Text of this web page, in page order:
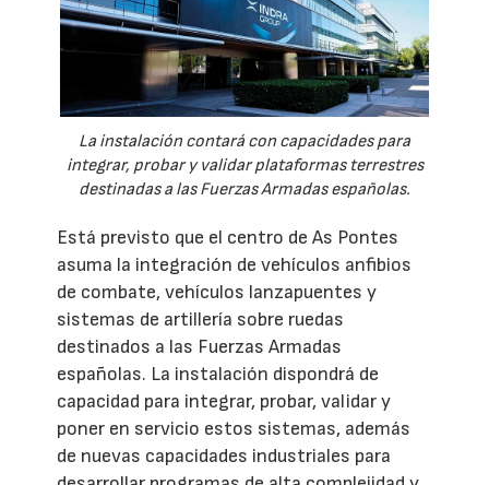
La instalación contará con capacidades para
integrar, probar y validar plataformas terrestres
destinadas a las Fuerzas Armadas españolas.
Está previsto que el centro de As Pontes
asuma la integración de vehículos anfibios
de combate, vehículos lanzapuentes y
sistemas de artillería sobre ruedas
destinados a las Fuerzas Armadas
españolas. La instalación dispondrá de
capacidad para integrar, probar, validar y
poner en servicio estos sistemas, además
de nuevas capacidades industriales para